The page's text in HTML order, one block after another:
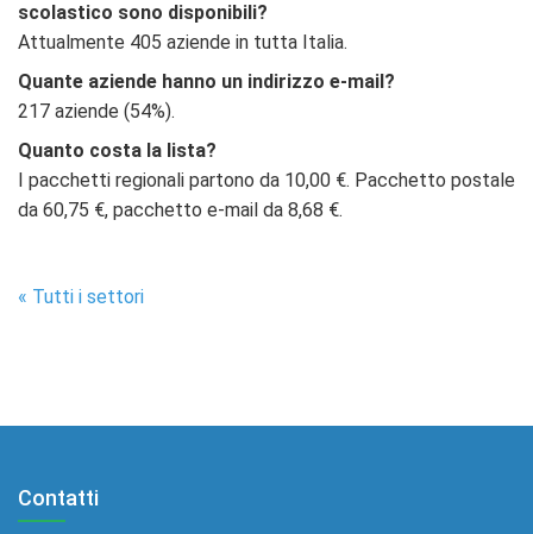
scolastico sono disponibili?
Attualmente 405 aziende in tutta Italia.
Quante aziende hanno un indirizzo e-mail?
217 aziende (54%).
Quanto costa la lista?
I pacchetti regionali partono da 10,00 €. Pacchetto postale
da 60,75 €, pacchetto e-mail da 8,68 €.
« Tutti i settori
Contatti